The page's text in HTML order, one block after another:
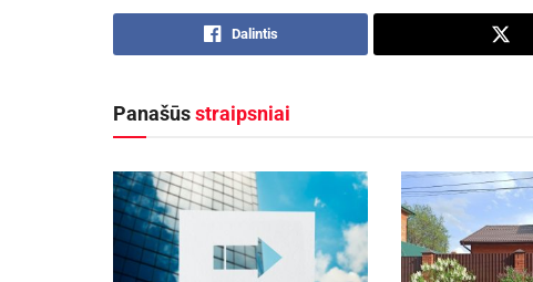
Dalintis
Panašūsstraipsniai